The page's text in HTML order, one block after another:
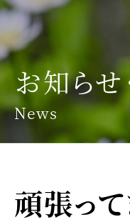
お知らせ
News
頑張って